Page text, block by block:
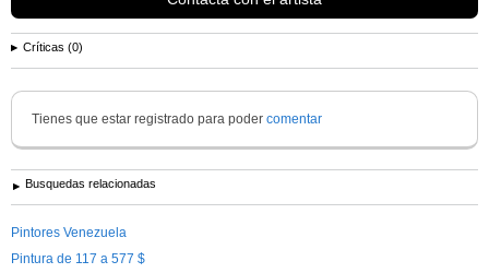
Críticas (0)
Tienes que estar registrado para poder comentar
Busquedas relacionadas
Pintores Venezuela
Pintura de 117 a 577 $